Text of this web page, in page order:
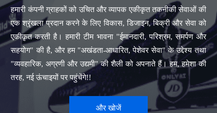
हमारी कंपनी ग्राहकों को उचित और व्यापक एकीकृत तकनीकी सेवाओं की
एक श्रृंखला प्रदान करने के लिए विकास, डिजाइन, बिक्री और सेवा को
एकीकृत करती है। हमारी टीम भावना "ईमानदारी, परिश्रम, समर्पण और
सहयोग" की है, और हम "अखंडता-आधारित, पेशेवर सेवा" के उद्देश्य तथा
"व्यवहारिक, अग्रणी और उद्यमी" की शैली को अपनाते हैं। हम, हमेशा की
तरह, नई ऊंचाइयों पर पहुंचेंगे!!
और खोजें